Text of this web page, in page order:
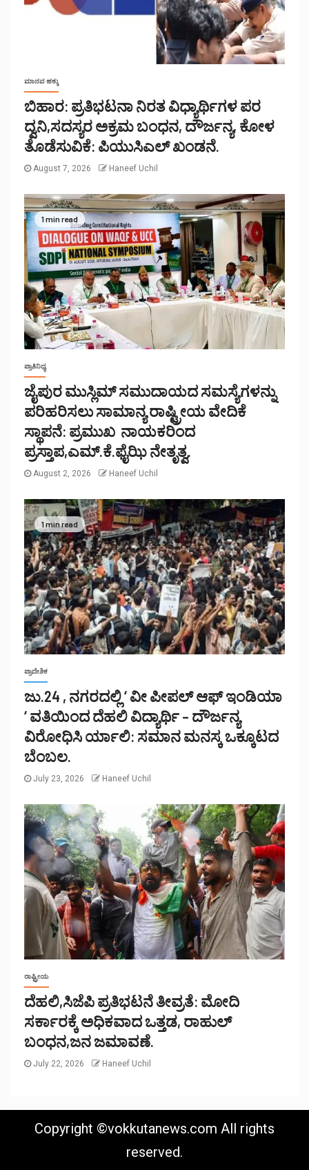
ಮಾನವ ಹಕ್ಕು
ಬಿಹಾರ: ಪ್ರತಿಭಟನಾ ನಿರತ ವಿಧ್ಯಾರ್ಥಿಗಳ ಪರ
ದ್ವನಿ,ಸದಸ್ಯರ ಅಕ್ರಮ ಬಂಧನ, ದೌರ್ಜನ್ಯ, ಕೋಳ
ತೊಡೆಸುವಿಕೆ: ಪಿಯುಸಿಎಲ್ ಖಂಡನೆ.
August 7, 2026 Haneef Uchil
1 min read
ಪ್ರಾತಿನಿಧ್ಯ
ಜೈಪುರ ಮುಸ್ಲಿಮ್ ಸಮುದಾಯದ ಸಮಸ್ಯೆಗಳನ್ನು
ಪರಿಹರಿಸಲು ಸಾಮಾನ್ಯ ರಾಷ್ಟ್ರೀಯ ವೇದಿಕೆ
ಸ್ಥಾಪನೆ: ಪ್ರಮುಖ ನಾಯಕರಿಂದ
ಪ್ರಸ್ತಾಪ,ಎಮ್.ಕೆ.ಫೈಝಿ ನೇತೃತ್ವ.
August 2, 2026 Haneef Uchil
1 min read
ಪ್ರಾದೇಶಿಕ
ಜು.24 , ನಗರದಲ್ಲಿ ‘ ವೀ ಪೀಪಲ್ ಆಫ್ ಇಂಡಿಯಾ
‘ ವತಿಯಿಂದ ದೆಹಲಿ ವಿದ್ಯಾರ್ಥಿ – ದೌರ್ಜನ್ಯ
ವಿರೋಧಿಸಿ ರ್ಯಾಲಿ: ಸಮಾನ ಮನಸ್ಕ ಒಕ್ಕೂಟದ
ಬೆಂಬಲ.
July 23, 2026 Haneef Uchil
ರಾಷ್ಟ್ರೀಯ
ದೆಹಲಿ,ಸಿಜೆಪಿ ಪ್ರತಿಭಟನೆ ತೀವ್ರತೆ: ಮೋದಿ
ಸರ್ಕಾರಕ್ಕೆ ಅಧಿಕವಾದ ಒತ್ತಡ, ರಾಹುಲ್
ಬಂಧನ,ಜನ ಜಮಾವಣೆ.
July 22, 2026 Haneef Uchil
Copyright ©vokkutanews.com All rights
reserved.